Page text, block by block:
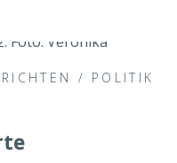
/ POLITIK